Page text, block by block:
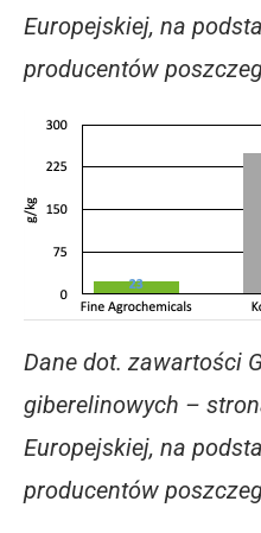
Europejskiej, na
producentów
Dane dot. zawartości
giberelinowych –
Europejskiej, na
producentów